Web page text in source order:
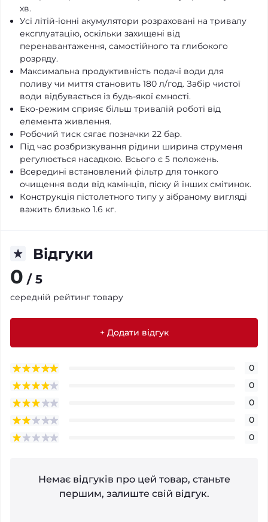
хв.
Усі літій-іонні акумулятори розраховані на тривалу
експлуатацію, оскільки захищені від
перенавантаження, самостійного та глибокого
розряду.
Максимальна продуктивність подачі води для
поливу чи миття становить 180 л/год. Забір чистої
води відбувається із будь-якої ємності.
Еко-режим сприяє більш тривалій роботі від
елемента живлення.
Робочий тиск сягає позначки 22 бар.
Під час розбризкування рідини ширина струменя
регулюється насадкою. Всього є 5 положень.
Всередині встановлений фільтр для тонкого
очищення води від камінців, піску й інших смітинок.
Конструкція пістолетного типу у зібраному вигляді
важить близько 1.6 кг.
Відгуки
0 / 5
середній рейтинг товару
+ Додати відгук
0
0
0
0
0
Немає відгуків про цей товар, станьте
першим, залиште свій відгук.